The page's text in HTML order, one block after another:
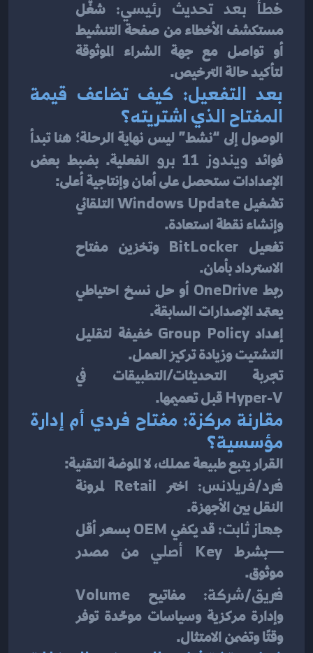
خطأ بعد تحديث رئيسي:
مستكشف الأخطاء من صفحة التنشيط
أو تواصل مع جهة الشراء الموثوقة
لتأكيد حالة الترخيص.
المفتاح الذي اشتريته؟
فوائد ويندوز 11 برو
الإعدادات ستحصل على أمان وإنتاجية أعلى:
تشغيل Windows Update
وإنشاء نقطة استعادة.
تفعيل BitLocker
الاسترداد بأمان.
ربط OneDrive
يعتمد الإصدارات السابقة.
إعداد Group Policy
التشتيت وزيادة تركيز العمل.
تجربة التحديثات/التطبيقات في
Hyper-V قبل تعميمها.
مؤسسية؟
القرار يتبع طبيعة عملك، لا الموضة التقنية:
فرد/فريلانس: اختر Retail لمرونة
النقل بين الأجهزة.
جهاز ثابت: قد يكفي OEM بسعر أقل
—بشرط Key أصلي من مصدر
موثوق.
فريق/شركة: مفاتيح Volume
وإدارة مركزية وسياسات موحّدة توفر
وقتًا وتضمن الامتثال.